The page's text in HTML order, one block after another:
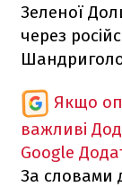
Зеленої
через
Якщо
важливі
Google
За словами